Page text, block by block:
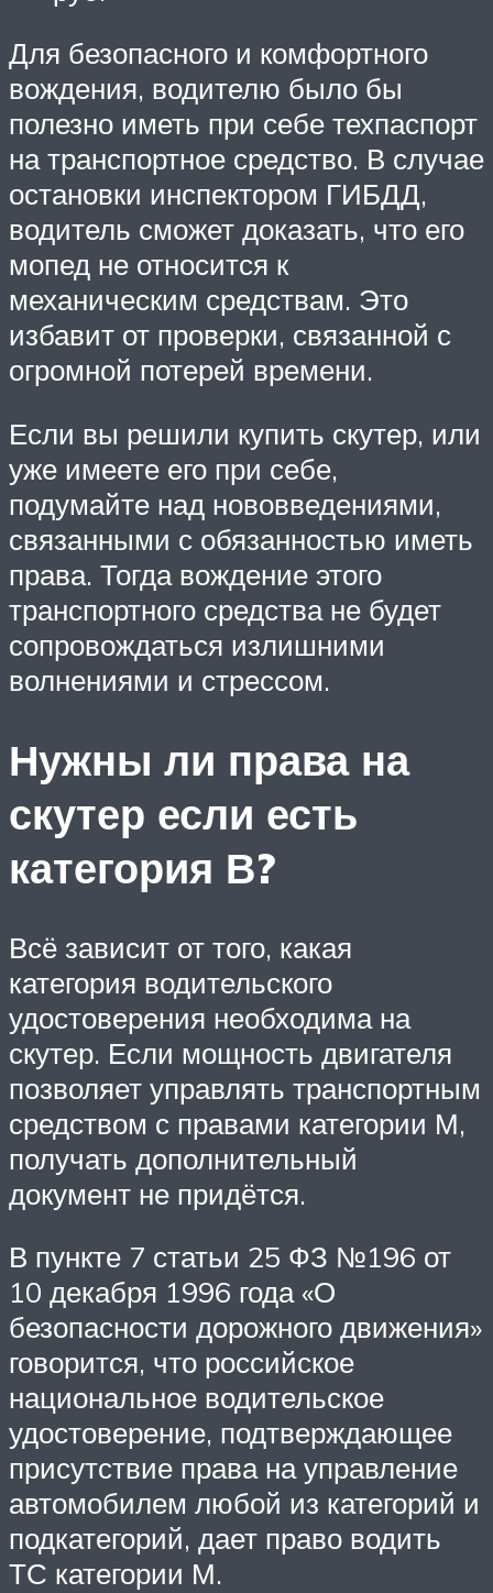
Для безопасного и комфортного
вождения, водителю было бы
полезно иметь при себе техпаспорт
на транспортное средство. В случае
остановки инспектором ГИБДД,
водитель сможет доказать, что его
мопед не относится к
механическим средствам. Это
избавит от проверки, связанной с
огромной потерей времени.
Если вы решили купить скутер, или
уже имеете его при себе,
подумайте над нововведениями,
связанными с обязанностью иметь
права. Тогда вождение этого
транспортного средства не будет
сопровождаться излишними
волнениями и стрессом.
Нужны ли права на
скутер если есть
категория В?
Всё зависит от того, какая
категория водительского
удостоверения необходима на
скутер. Если мощность двигателя
позволяет управлять транспортным
средством с правами категории М,
получать дополнительный
документ не придётся.
В пункте 7 статьи 25 ФЗ №196 от
10 декабря 1996 года «О
безопасности дорожного движения»
говорится, что российское
национальное водительское
удостоверение, подтверждающее
присутствие права на управление
автомобилем любой из категорий и
подкатегорий, дает право водить
ТС категории М.